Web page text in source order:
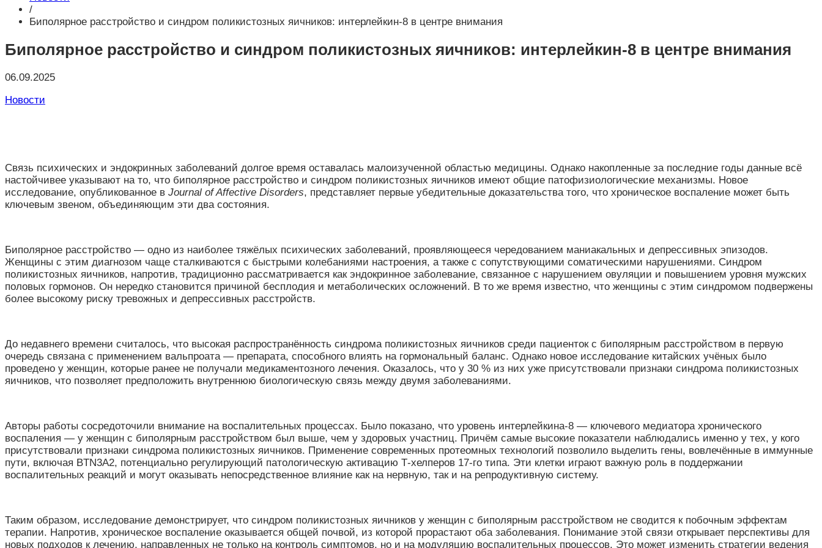
/
Биполярное расстройство и синдром поликистозных яичников: интерлейкин-8 в центре внимания
Биполярное расстройство и синдром поликистозных яичников: интерлейкин-8 в центре внимания
06.09.2025
Новости
Связь психических и эндокринных заболеваний долгое время оставалась малоизученной областью медицины. Однако накопленные за последние годы данные всё
настойчивее указывают на то, что биполярное расстройство и синдром поликистозных яичников имеют общие патофизиологические механизмы. Новое
исследование, опубликованное в Journal of Affective Disorders, представляет первые убедительные доказательства того, что хроническое воспаление может быть
ключевым звеном, объединяющим эти два состояния.
Биполярное расстройство — одно из наиболее тяжёлых психических заболеваний, проявляющееся чередованием маниакальных и депрессивных эпизодов.
Женщины с этим диагнозом чаще сталкиваются с быстрыми колебаниями настроения, а также с сопутствующими соматическими нарушениями. Синдром
поликистозных яичников, напротив, традиционно рассматривается как эндокринное заболевание, связанное с нарушением овуляции и повышением уровня мужских
половых гормонов. Он нередко становится причиной бесплодия и метаболических осложнений. В то же время известно, что женщины с этим синдромом подвержены
более высокому риску тревожных и депрессивных расстройств.
До недавнего времени считалось, что высокая распространённость синдрома поликистозных яичников среди пациенток с биполярным расстройством в первую
очередь связана с применением вальпроата — препарата, способного влиять на гормональный баланс. Однако новое исследование китайских учёных было
проведено у женщин, которые ранее не получали медикаментозного лечения. Оказалось, что у 30 % из них уже присутствовали признаки синдрома поликистозных
яичников, что позволяет предположить внутреннюю биологическую связь между двумя заболеваниями.
Авторы работы сосредоточили внимание на воспалительных процессах. Было показано, что уровень интерлейкина-8 — ключевого медиатора хронического
воспаления — у женщин с биполярным расстройством был выше, чем у здоровых участниц. Причём самые высокие показатели наблюдались именно у тех, у кого
присутствовали признаки синдрома поликистозных яичников. Применение современных протеомных технологий позволило выделить гены, вовлечённые в иммунные
пути, включая BTN3A2, потенциально регулирующий патологическую активацию Т-хелперов 17-го типа. Эти клетки играют важную роль в поддержании
воспалительных реакций и могут оказывать непосредственное влияние как на нервную, так и на репродуктивную систему.
Таким образом, исследование демонстрирует, что синдром поликистозных яичников у женщин с биполярным расстройством не сводится к побочным эффектам
терапии. Напротив, хроническое воспаление оказывается общей почвой, из которой прорастают оба заболевания. Понимание этой связи открывает перспективы для
новых подходов к лечению, направленных не только на контроль симптомов, но и на модуляцию воспалительных процессов. Это может изменить стратегии ведения